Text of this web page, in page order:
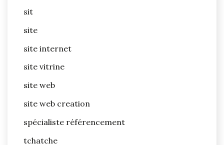
sit
site
site internet
site vitrine
site web
site web creation
spécialiste référencement
tchatche